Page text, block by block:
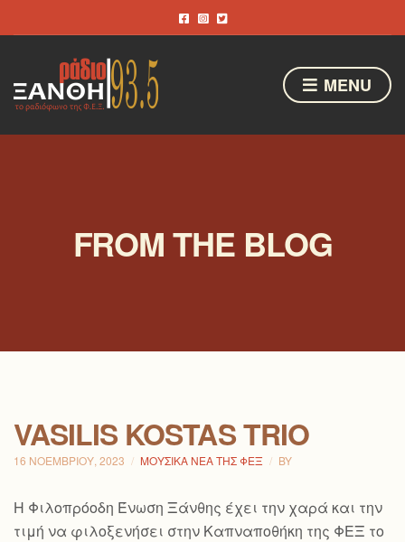
MENU
FROM THE BLOG
VASILIS KOSTAS TRIO
16 ΝΟΕΜΒΡΊΟΥ, 2023 ΜΟΥΣΙΚΆ ΝΈΑ ΤΗΣ ΦΕΞ BY
H Φιλοπρόοδη Ένωση Ξάνθης έχει την χαρά και την
τιμή να φιλοξενήσει στην Καπναποθήκη της ΦΕΞ το